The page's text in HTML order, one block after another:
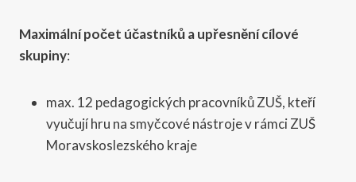
Maximální počet účastníků a upřesnění cílové
skupiny:
max. 12 pedagogických pracovníků ZUŠ, kteří
vyučují hru na smyčcové nástroje v rámci ZUŠ
Moravskoslezského kraje